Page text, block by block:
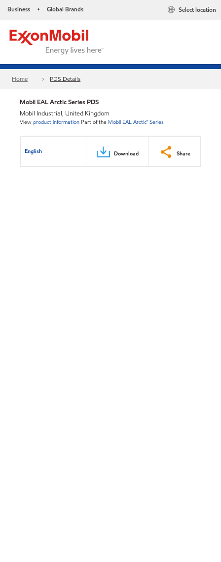
Business • Global Brands Select location
Home PDS Details
Mobil EAL Arctic Series PDS
Mobil Industrial, United Kingdom
Viewproduct information Part of the Mobil EAL Arctic™ Series
English Download Share